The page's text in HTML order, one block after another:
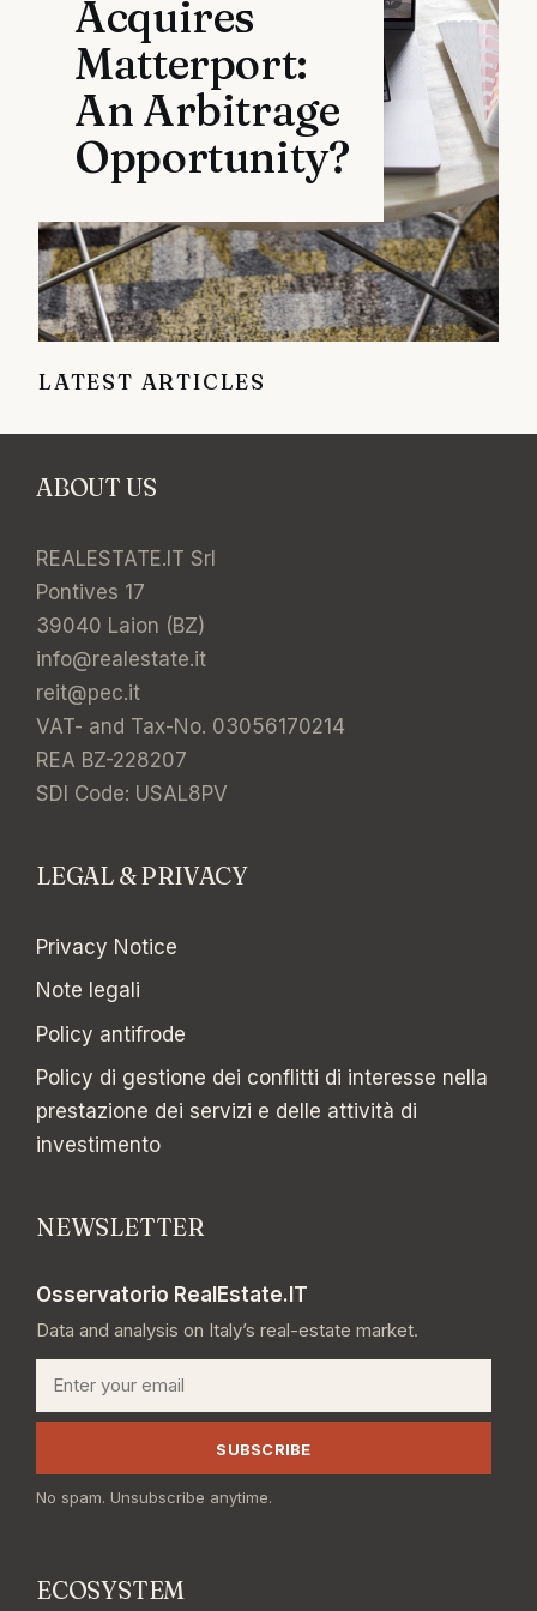
Acquires
Matterport:
An Arbitrage
Opportunity?
LATEST ARTICLES
ABOUT US
REALESTATE.IT Srl
Pontives 17
39040 Laion (BZ)
info@realestate.it
reit@pec.it
VAT- and Tax-No. 03056170214
REA BZ-228207
SDI Code: USAL8PV
LEGAL & PRIVACY
Privacy Notice
Note legali
Policy antifrode
Policy di gestione dei conflitti di interesse nella
prestazione dei servizi e delle attività di
investimento
NEWSLETTER
Osservatorio RealEstate.IT
Data and analysis on Italy’s real-estate market.
Email
SUBSCRIBE
No spam. Unsubscribe anytime.
ECOSYSTEM